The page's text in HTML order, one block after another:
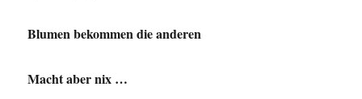
Blumen bekommen die anderen
Macht aber nix …